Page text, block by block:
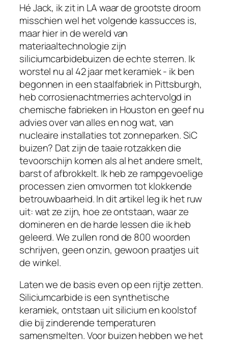
Hé Jack, ik zit in LA waar de grootste droom
misschien wel het volgende kassucces is,
maar hier in de wereld van
materiaaltechnologie zijn
siliciumcarbidebuizen de echte sterren. Ik
worstel nu al 42 jaar met keramiek - ik ben
begonnen in een staalfabriek in Pittsburgh,
heb corrosienachtmerries achtervolgd in
chemische fabrieken in Houston en geef nu
advies over van alles en nog wat, van
nucleaire installaties tot zonneparken. SiC
buizen? Dat zijn de taaie rotzakken die
tevoorschijn komen als al het andere smelt,
barst of afbrokkelt. Ik heb ze rampgevoelige
processen zien omvormen tot klokkende
betrouwbaarheid. In dit artikel leg ik het ruw
uit: wat ze zijn, hoe ze ontstaan, waar ze
domineren en de harde lessen die ik heb
geleerd. We zullen rond de 800 woorden
schrijven, geen onzin, gewoon praatjes uit
de winkel.
Laten we de basis even op een rijtje zetten.
Siliciumcarbide is een synthetische
keramiek, ontstaan uit silicium en koolstof
die bij zinderende temperaturen
samensmelten. Voor buizen hebben we het